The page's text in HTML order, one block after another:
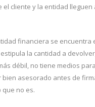
el cliente y la entidad
financiera se
la cantidad a
débil, no tiene medios
bien asesorado antes de
que no es.